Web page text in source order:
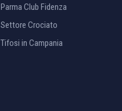
Parma Club Fidenza
Settore Crociato
Tifosi in Campania